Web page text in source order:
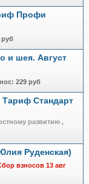
Профи
руб
и шея. Август
229 руб
Стандарт
развитию ,
Руденская)
взносов 13 авг